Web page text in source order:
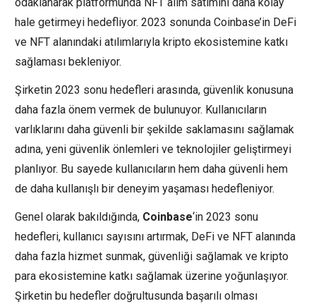
hale getirmeyi hedefliyor. 2023 sonunda Coinbase’in DeFi
ve NFT alanındaki atılımlarıyla kripto ekosistemine katkı
sağlaması bekleniyor.
Şirketin 2023 sonu hedefleri arasında, güvenlik konusuna
daha fazla önem vermek de bulunuyor. Kullanıcıların
varlıklarını daha güvenli bir şekilde saklamasını sağlamak
adına, yeni güvenlik önlemleri ve teknolojiler geliştirmeyi
planlıyor. Bu sayede kullanıcıların hem daha güvenli hem
de daha kullanışlı bir deneyim yaşaması hedefleniyor.
Genel olarak bakıldığında, Coinbase‘in 2023 sonu
hedefleri, kullanıcı sayısını artırmak, DeFi ve NFT alanında
daha fazla hizmet sunmak, güvenliği sağlamak ve kripto
para ekosistemine katkı sağlamak üzerine yoğunlaşıyor.
Şirketin bu hedefler doğrultusunda başarılı olması